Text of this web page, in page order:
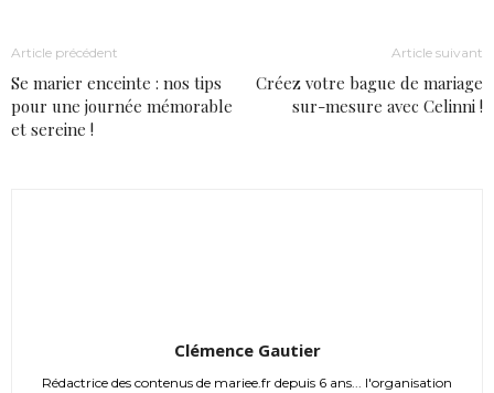
Article précédent
Se marier enceinte : nos tips
pour une journée mémorable
et sereine !
Article suivant
Créez votre bague de mariage
sur-mesure avec Celinni !
Clémence Gautier
Rédactrice des contenus de mariee.fr depuis 6 ans... l'organisation